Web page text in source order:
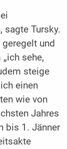
sagte Tursky.
und
sehe,
steige
einen
wie von
Jahres
bis 1. Jänner